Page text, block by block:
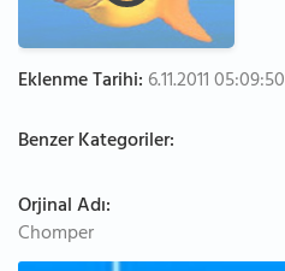
Eklenme Tarihi: 6.11.2011 05:09:50
Benzer Kategoriler:
Orjinal Adı:
Chomper